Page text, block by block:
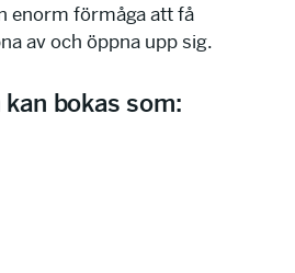
enorm förmåga att få
av och öppna upp sig.
bokas som: